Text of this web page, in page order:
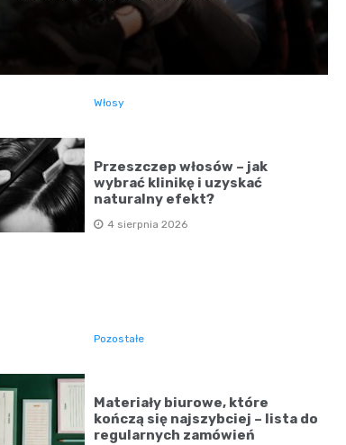
Włosy
Przeszczep włosów – jak
wybrać klinikę i uzyskać
naturalny efekt?
4 sierpnia 2026
Pozostałe
Materiały biurowe, które
kończą się najszybciej – lista do
regularnych zamówień